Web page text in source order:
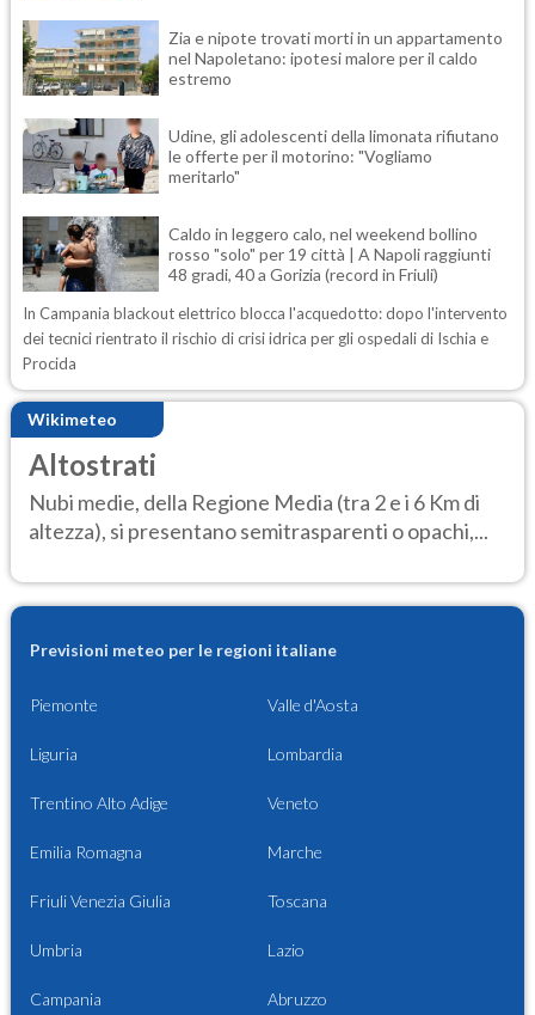
Zia e nipote trovati morti in un appartamento
nel Napoletano: ipotesi malore per il caldo
estremo
Udine, gli adolescenti della limonata rifiutano
le offerte per il motorino: "Vogliamo
meritarlo"
Caldo in leggero calo, nel weekend bollino
rosso "solo" per 19 città | A Napoli raggiunti
48 gradi, 40 a Gorizia (record in Friuli)
In Campania blackout elettrico blocca l'acquedotto: dopo l'intervento
dei tecnici rientrato il rischio di crisi idrica per gli ospedali di Ischia e
Procida
Wikimeteo
Altostrati
Nubi medie, della Regione Media (tra 2 e i 6 Km di
altezza), si presentano semitrasparenti o opachi,...
Previsioni meteo per le regioni italiane
Piemonte Valle d'Aosta
Liguria Lombardia
Trentino Alto Adige Veneto
Emilia Romagna Marche
Friuli Venezia Giulia Toscana
Umbria Lazio
Campania Abruzzo